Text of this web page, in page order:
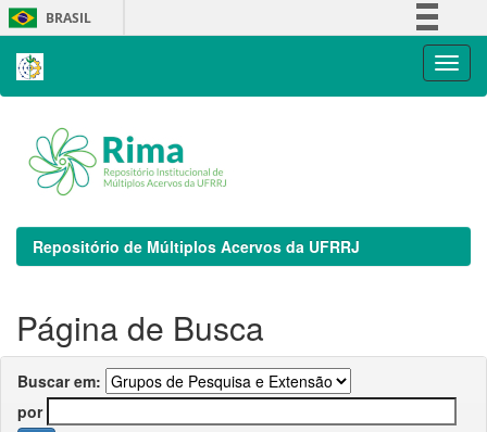
Skip
navigation
BRASIL
Repositório de Múltiplos Acervos da UFRRJ
Página de Busca
Buscar em:
por